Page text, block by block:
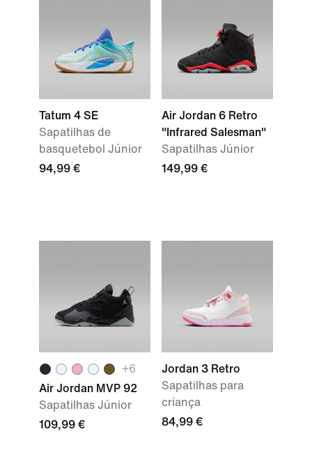
Tatum 4 SE
Sapatilhas de
basquetebol Júnior
94,99 €
Air Jordan 6 Retro
"Infrared Salesman"
Sapatilhas Júnior
149,99 €
+6
Air Jordan MVP 92
Sapatilhas Júnior
109,99 €
Jordan 3 Retro
Sapatilhas para
criança
84,99 €